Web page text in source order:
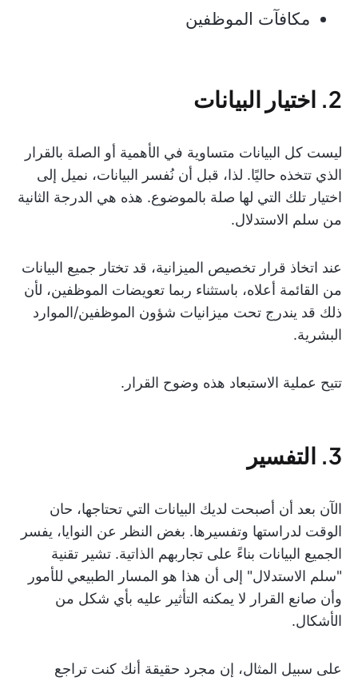
مكافآت الموظفين
2. اختيار البيانات
ليست كل البيانات متساوية في الأهمية أو الصلة بالقرار
الذي تتخذه حاليًا. لذا، قبل أن نُفسر البيانات، نميل إلى
اختيار تلك التي لها صلة بالموضوع. هذه هي الدرجة الثانية
من سلم الاستدلال.
عند اتخاذ قرار تخصيص الميزانية، قد تختار جميع البيانات
من القائمة أعلاه، باستثناء ربما تعويضات الموظفين، لأن
ذلك قد يندرج تحت ميزانيات شؤون الموظفين/الموارد
البشرية.
تتيح عملية الاستبعاد هذه وضوح القرار.
3. التفسير
الآن بعد أن أصبحت لديك البيانات التي تحتاجها، حان
الوقت لدراستها وتفسيرها. بغض النظر عن النوايا، يفسر
الجميع البيانات بناءً على تجاربهم الذاتية. تشير تقنية
"سلم الاستدلال" إلى أن هذا هو المسار الطبيعي للأمور
وأن صانع القرار لا يمكنه التأثير عليه بأي شكل من
الأشكال.
على سبيل المثال، إن مجرد حقيقة أنك كنت تراجع